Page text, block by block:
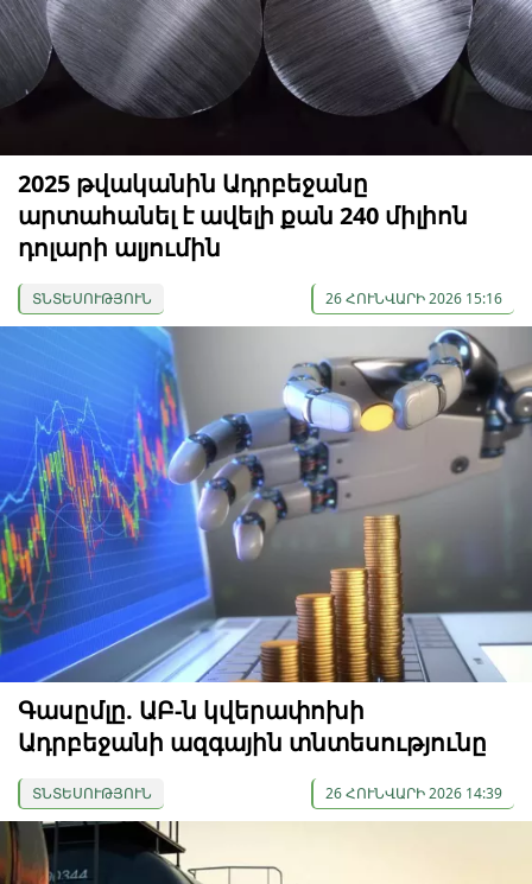
2025 թվականին Ադրբեջանը
արտահանել է ավելի քան 240 միլիոն
դոլարի ալյումին
ՏՆՏԵՍՈՒԹՅՈՒՆ 26 ՀՈՒՆՎԱՐԻ 2026 15:16
Գասըմլը. ԱԲ-ն կվերափոխի
Ադրբեջանի ազգային տնտեսությունը
ՏՆՏԵՍՈՒԹՅՈՒՆ 26 ՀՈՒՆՎԱՐԻ 2026 14:39